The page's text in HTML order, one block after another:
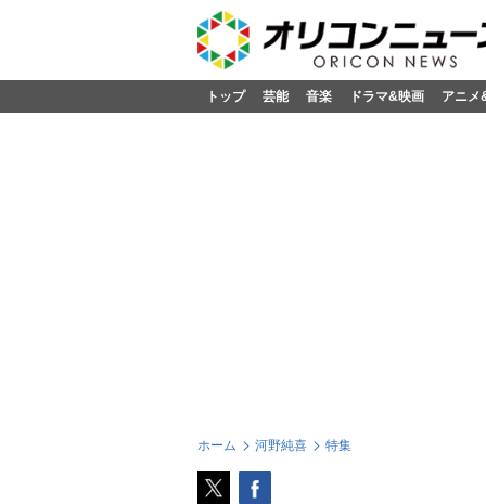
トップ 芸能 音楽 ドラマ&映画 アニメ
ホーム 河野純喜 特集